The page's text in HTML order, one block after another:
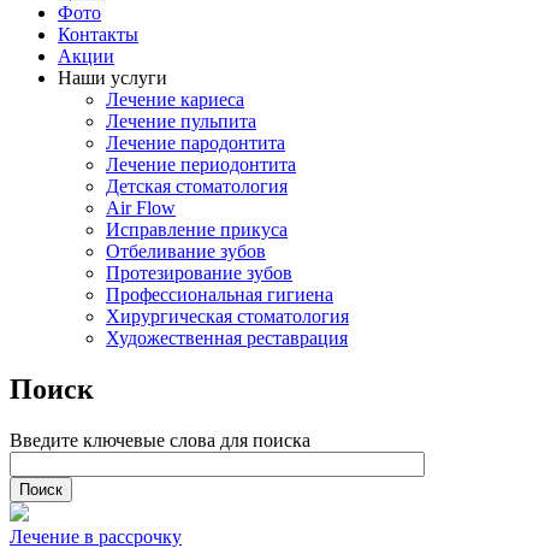
Фото
Контакты
Акции
Наши услуги
Лечение кариеса
Лечение пульпита
Лечение пародонтита
Лечение периодонтита
Детская стоматология
Air Flow
Исправление прикуса
Отбеливание зубов
Протезирование зубов
Профессиональная гигиена
Хирургическая стоматология
Художественная реставрация
Поиск
Введите ключевые слова для поиска
Лечение в рассрочку